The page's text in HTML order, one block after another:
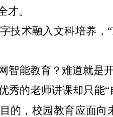
才。
技术融入文科培养，
智能教育？难道就是
秀的老师讲课却只能“
的，校园教育应面